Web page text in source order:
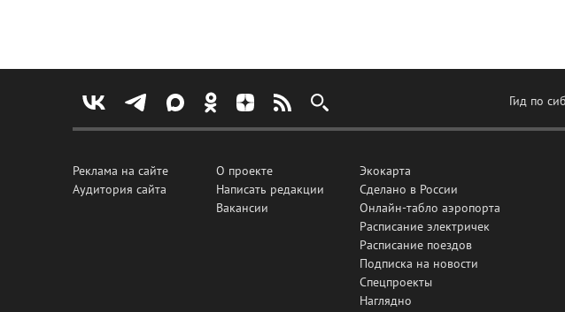
Гид по
Реклама на сайте
Аудитория сайта
О проекте
Написать редакции
Вакансии
Экокарта
Сделано в России
Онлайн-табло аэропорта
Расписание электричек
Расписание поездов
Подписка на новости
Спецпроекты
Наглядно